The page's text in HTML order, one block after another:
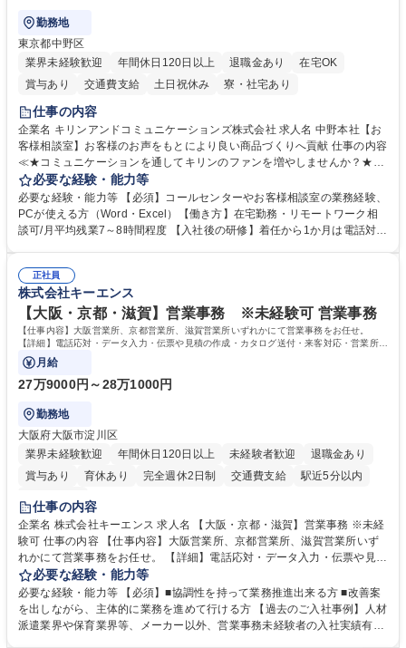
勤務地
東京都中野区
業界未経験歓迎
年間休日120日以上 退職金あり
在宅OK
賞与あり
交通費支給 土日祝休み 寮・社宅あり
仕事の内容
企業名 キリンアンドコミュニケーションズ株式会社 求人名 中野本社【お
客様相談室】お客様のお声をもとにより良い商品づくりへ貢献 仕事の内容
≪★コミュニケーションを通してキリンのファンを増やしませんか？★≫
お客様のお声をより良い商品づくりに活かしていく上で、窓口となるお客
様相談室でのお仕事です。 日々お客様からいただくキリングループへのご
意見を、企業活動に活かしています。お客様からの声に迅速かつ誠意をも
って対応、情報提供するとともにグループ内活動に反映しています。 【具
平均100件前後■メール・手紙：同上40件前後 募集職種 中野本社【お客様
相談室】お客様のお声をもとにより良い商品づくりへ貢献
必要な経験・能力等
必要な経験・能力等 【必須】コールセンターやお客様相談室の業務経験、
PCが使える方（Word・Excel）【働き方】在宅勤務・リモートワーク相
談可/月平均残業7～8時間程度 【入社後の研修】着任から1か月は電話対応
すのでご安心ください。 【当社について】キリングループの広報機能を担
う会社として、お客様との出会いを大切にし、磨き上げたホスピタリティ
を込めてコミュニケーションをとりながら広報関連業務を行っておりま
す。 学歴・資格 学歴：大学院 大学 高専 短大 専修学校 高校 語学力： 資
格：
正社員
株式会社キーエンス
【大阪・京都・滋賀】営業事務 ※未経験可 営業事務
【仕事内容】大阪営業所、京都営業所、滋賀営業所いずれかにて営業事務をお任せ。
【詳細】電話応対・データ入力・伝票や見積の作成・カタログ送付・来客対応・営業所内
で発生する事務業務や業務改善をお任せ。
月給
27万9000円～28万1000円
勤務地
大阪府大阪市淀川区
業界未経験歓迎
年間休日120日以上 未経験者歓迎
退職金あり
賞与あり
育休あり 完全週休2日制 交通費支給
駅近5分以内
土日祝休み
仕事の内容
企業名 株式会社キーエンス 求人名 【大阪・京都・滋賀】営業事務 ※未経
験可 仕事の内容 【仕事内容】大阪営業所、京都営業所、滋賀営業所いず
れかにて営業事務をお任せ。 【詳細】電話応対・データ入力・伝票や見積
の作成・カタログ送付・来客対応・営業所内で発生する事務業務や業務改
善をお任せ。 【教育制度】ご入社後、育成担当とペアになりながらOJTに
て業務を覚えていただくことが可能です。業務システムがきちんと構築さ
れているため、スムーズに仕事に慣れることができる環境です。また、
必要な経験・能力等
必要な経験・能力等 【必須】■協調性を持って業務推進出来る方 ■改善案
を出しながら、主体的に業務を進めて行ける方 【過去のご入社事例】人材
派遣業界や保育業界等、メーカー以外、営業事務未経験者の入社実績有